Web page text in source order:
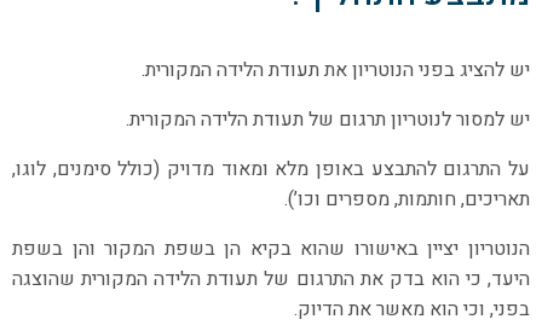
יש להציג בפני הנוטריון את תעודת הלידה המקורית.
יש למסור לנוטריון תרגום של תעודת הלידה המקורית.
על התרגום להתבצע באופן מלא ומאוד מדויק (כולל סימנים, לוגו,
תאריכים, חותמות, מספרים וכו’).
הנוטריון יציין באישורו שהוא בקיא הן בשפת המקור והן בשפת
היעד, כי הוא בדק את התרגום של תעודת הלידה המקורית שהוצגה
בפני, וכי הוא מאשר את הדיוק.